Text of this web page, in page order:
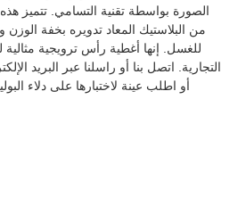
الصورة بواسطة تقنية التسامي. تتميز هذه
من البلاستيك المعاد تدويره بخفة الوزن
للغسل. إنها أغطية رأس ترويجية مثالية
التجارية. اتصل بنا أو راسلنا عبر البريد
أو اطلب عينة لاختبارها على دلاء